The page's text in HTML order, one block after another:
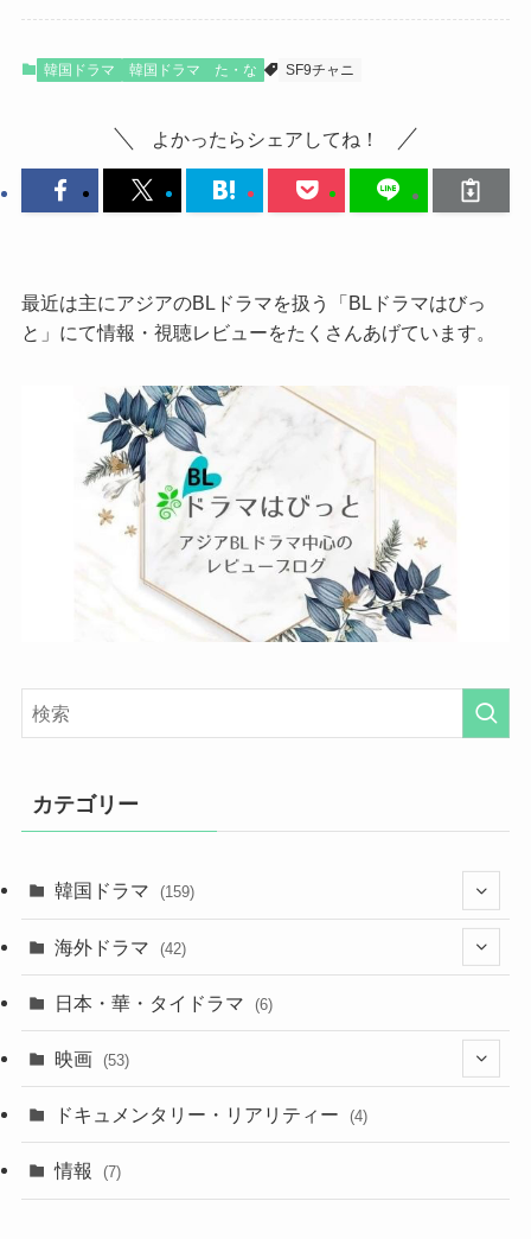
韓国ドラマ 韓国ドラマ た・な SF9チャニ
よかったらシェアしてね！
最近は主にアジアのBLドラマを扱う「BLドラマはびっ
と」にて情報・視聴レビューをたくさんあげています。
カテゴリー
韓国ドラマ (159)
(25)
(27)
(32)
(25)
海外ドラマ (42)
(7)
日本・華・タイドラマ (6)
映画 (53)
(9)
ドキュメンタリー・リアリティー (4)
情報 (7)